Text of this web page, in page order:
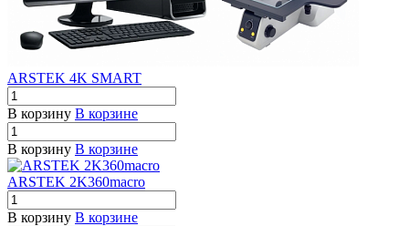
ARSTEK 4K SMART
В корзину В корзине
В корзину В корзине
ARSTEK 2K360macro
В корзину В корзине